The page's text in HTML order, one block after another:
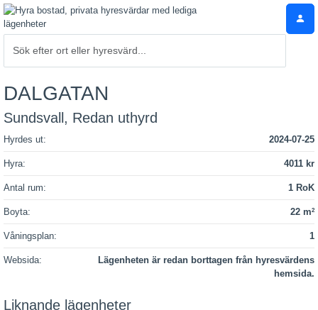
DALGATAN
Sundsvall, Redan uthyrd
Hyrdes ut: 2024-07-25
Hyra: 4011 kr
Antal rum: 1 RoK
Boyta: 22 m2
Våningsplan: 1
Websida:
Lägenheten är redan borttagen från hyresvärdens
hemsida.
Liknande lägenheter